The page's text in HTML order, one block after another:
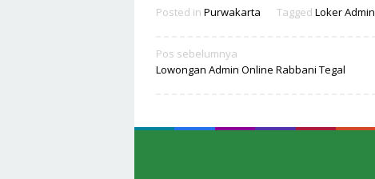
Posted in Purwakarta Tagged Loker Admin
Navigasi
pos
Pos sebelumnya
Lowongan Admin Online Rabbani Tegal